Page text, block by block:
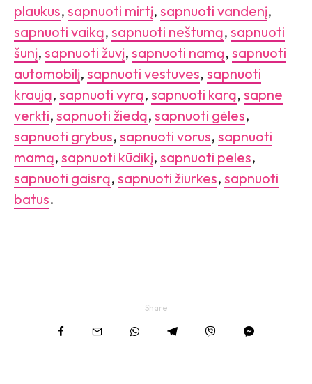
plaukus, sapnuoti mirtį, sapnuoti vandenį,
sapnuoti vaiką, sapnuoti neštumą, sapnuoti
šunį, sapnuoti žuvį, sapnuoti namą, sapnuoti
automobilį, sapnuoti vestuves, sapnuoti
kraują, sapnuoti vyrą, sapnuoti karą, sapne
verkti, sapnuoti žiedą, sapnuoti gėles,
sapnuoti grybus, sapnuoti vorus, sapnuoti
mamą, sapnuoti kūdikį, sapnuoti peles,
sapnuoti gaisrą, sapnuoti žiurkes, sapnuoti
batus.
Share